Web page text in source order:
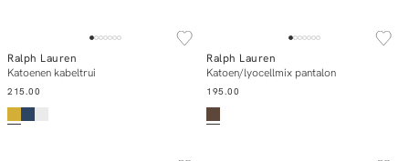
Add to cart
Ralph Lauren
Katoenen kabeltrui
215.00
Add to cart
Ralph Lauren
Katoen/lyocellmix pantalon
195.00